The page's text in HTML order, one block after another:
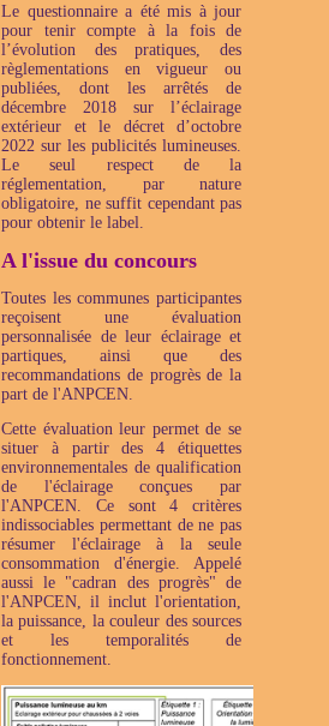
Le questionnaire a été mis à jour
pour tenir compte à la fois de
l’évolution des pratiques, des
règlementations en vigueur ou
publiées, dont les arrêtés de
décembre 2018 sur l’éclairage
extérieur et le décret d’octobre
2022 sur les publicités lumineuses.
Le seul respect de la
réglementation, par nature
obligatoire, ne suffit cependant pas
pour obtenir le label.
A l'issue du concours
Toutes les communes participantes
reçoisent une évaluation
personnalisée de leur éclairage et
partiques, ainsi que des
recommandations de progrès de la
part de l'ANPCEN.
Cette évaluation leur permet de se
situer à partir des 4 étiquettes
environnementales de qualification
de l'éclairage conçues par
l'ANPCEN. Ce sont 4 critères
indissociables permettant de ne pas
résumer l'éclairage à la seule
consommation d'énergie. Appelé
aussi le "cadran des progrès" de
l'ANPCEN, il inclut l'orientation,
la puissance, la couleur des sources
et les temporalités de
fonctionnement.